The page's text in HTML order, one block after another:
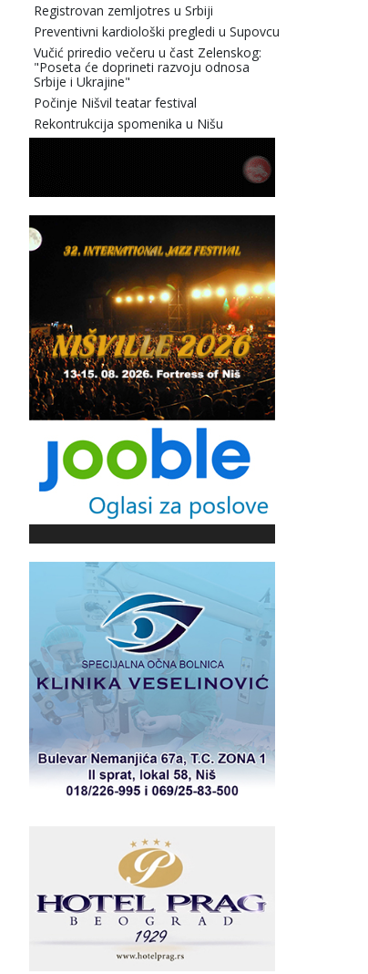
Registrovan zemljotres u Srbiji
Preventivni kardiološki pregledi u Supovcu
Vučić priredio večeru u čast Zelenskog:
"Poseta će doprineti razvoju odnosa
Srbije i Ukrajine"
Počinje Nišvil teatar festival
Rekontrukcija spomenika u Nišu